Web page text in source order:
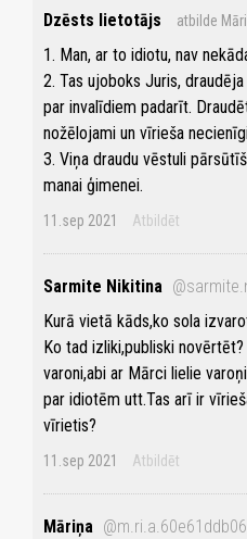
Dzēsts lietotājs atbilde
1. Man, ar to idiotu, nav
2. Tas ujoboks Juris,
par invalīdiem padarīt.
nožēlojami un vīrieša
3. Viņa draudu vēstuli
manai ģimenei.
11.sep 2021 Atbildēt
Sarmite Nikitina
Kurā vietā kāds,ko sola
Ko tad izliki,publiski
varoni,abi ar Mārci lielie
par idiotēm utt.Tas arī ir
vīrietis?
11.sep 2021 Atbildēt
Māriņa